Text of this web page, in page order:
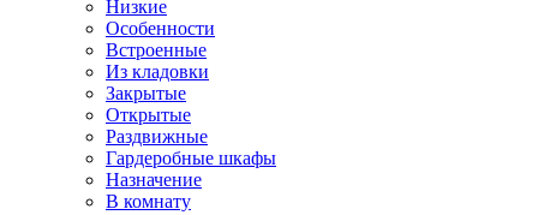
Низкие
Особенности
Встроенные
Из кладовки
Закрытые
Открытые
Раздвижные
Гардеробные шкафы
Назначение
В комнату